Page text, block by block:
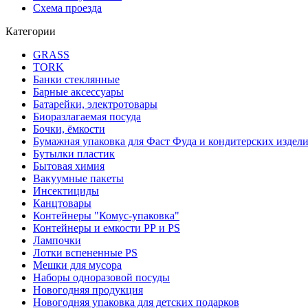
Схема проезда
Категории
GRASS
TORK
Банки стеклянные
Барные аксессуары
Батарейки, электротовары
Биоразлагаемая посуда
Бочки, ёмкости
Бумажная упаковка для Фаст Фуда и кондитерских
Бутылки пластик
Бытовая химия
Вакуумные пакеты
Инсектициды
Канцтовары
Контейнеры "Комус-упаковка"
Контейнеры и емкости РР и PS
Лампочки
Лотки вспененные PS
Мешки для мусора
Наборы одноразовой посуды
Новогодняя продукция
Новогодняя упаковка для детских подарков